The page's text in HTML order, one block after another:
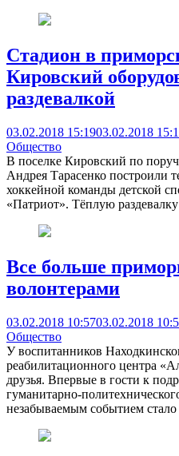
Стадион в
Кировский
раздевалкой
03.02.2018 15:1903.02.2018
Общество
В поселке Кировский по
Андрея Тарасенко построили
хоккейной команды детской
«Патриот». Тёплую
Все больше
волонтерами
03.02.2018 10:5703.02.2018
Общество
У воспитанников
реабилитационного центра
друзья. Впервые в гости к
гуманитарно-
незабываемым событием стало